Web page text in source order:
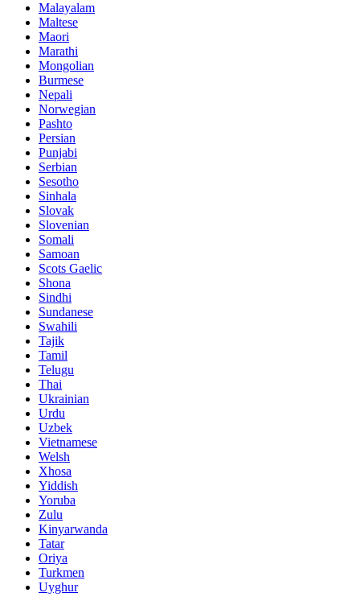
Malayalam
Maltese
Maori
Marathi
Mongolian
Burmese
Nepali
Norwegian
Pashto
Persian
Punjabi
Serbian
Sesotho
Sinhala
Slovak
Slovenian
Somali
Samoan
Scots Gaelic
Shona
Sindhi
Sundanese
Swahili
Tajik
Tamil
Telugu
Thai
Ukrainian
Urdu
Uzbek
Vietnamese
Welsh
Xhosa
Yiddish
Yoruba
Zulu
Kinyarwanda
Tatar
Oriya
Turkmen
Uyghur